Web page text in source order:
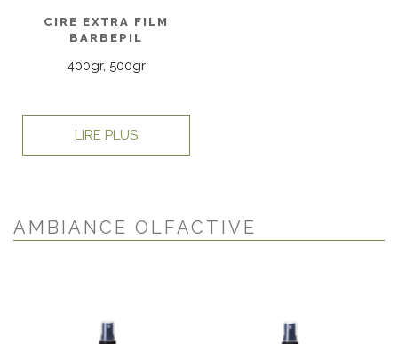
CIRE EXTRA FILM
BARBEPIL
400gr, 500gr
LIRE PLUS
AMBIANCE OLFACTIVE